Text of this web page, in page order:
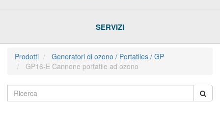
SERVIZI
Prodotti
Generatori di ozono / Portatiles / GP
GP16-E Cannone portatile ad ozono